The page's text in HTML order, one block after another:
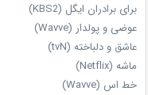
برای برادران ایگل (KBS2)
عوضی و پولدار (Wavve)
عاشق و دلباخته (tvN)
ماشه (Netflix)
خط اس (Wavve)